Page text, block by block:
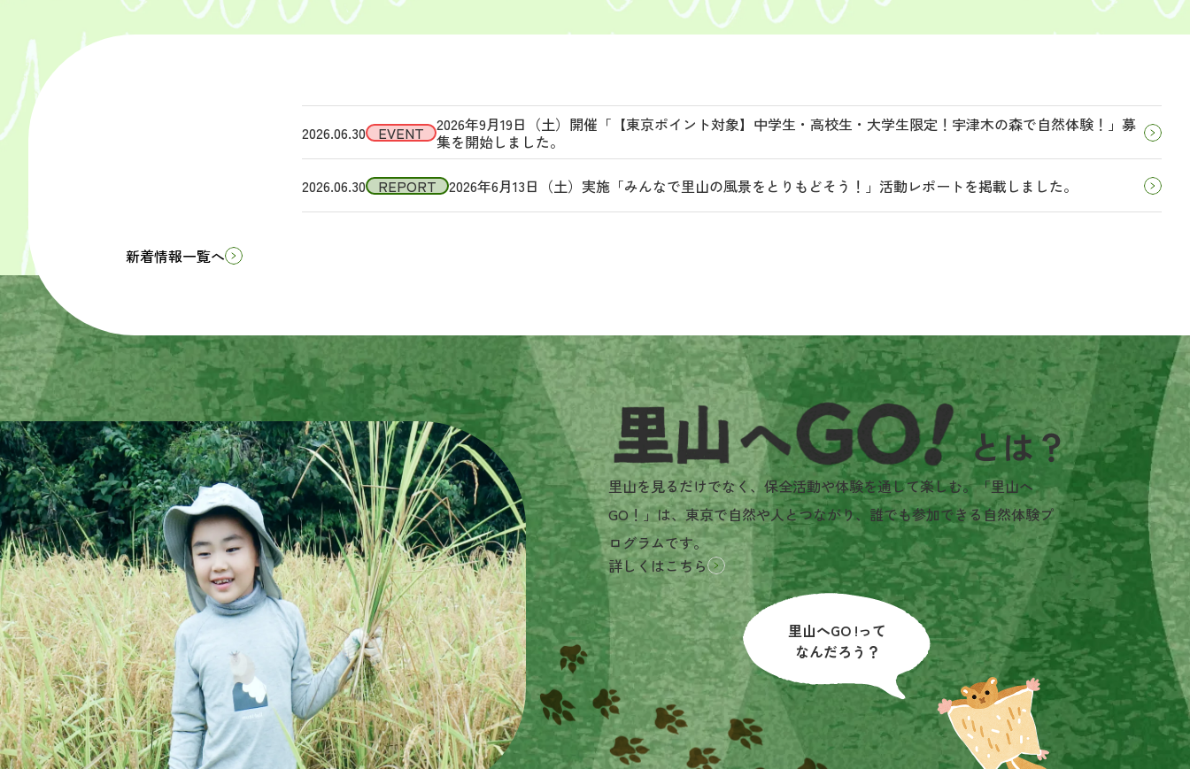
新着情報一覧へ
2026.06.30 EVENT 2026年9月19日（土）開催「【東京ポイント対象】中学生・高校生・大学生限定！宇津木の森で自然体験！」募
集を開始しました。
2026.06.30 REPORT 2026年6月13日（土）実施「みんなで里山の風景をとりもどそう！」活動レポートを掲載しました。
里山へGO!とは？
里山を見るだけでなく、保全活動や体験を通して楽しむ。「里山へ
GO！」は、東京で自然や人とつながり、誰でも参加できる自然体験プ
ログラムです。
詳しくはこちら
里山へGO !って
なんだろう？